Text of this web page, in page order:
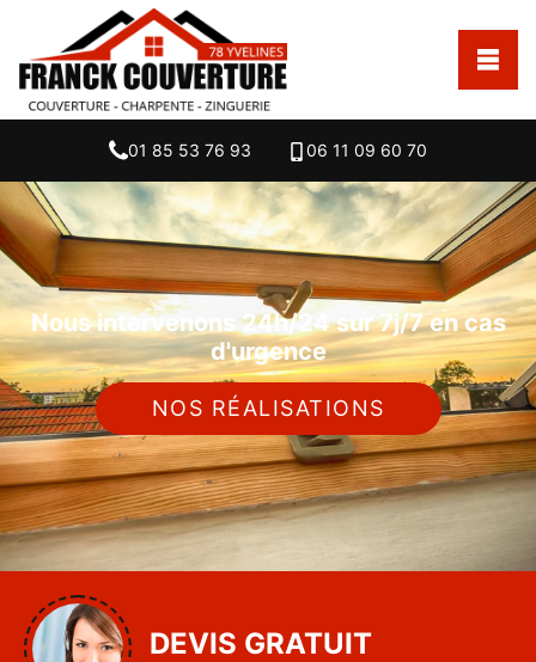
01 85 53 76 93 06 11 09 60 70
Nous intervenons 24h/24 sur 7j/7 en cas
d'urgence
NOS RÉALISATIONS
DEVIS GRATUIT